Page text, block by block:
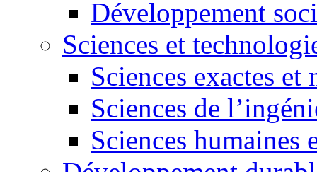
Développement
Sciences et
Sciences exactes et
Sciences de
Sciences humaines